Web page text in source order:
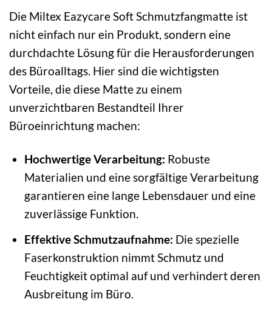
Die Miltex Eazycare Soft Schmutzfangmatte ist
nicht einfach nur ein Produkt, sondern eine
durchdachte Lösung für die Herausforderungen
des Büroalltags. Hier sind die wichtigsten
Vorteile, die diese Matte zu einem
unverzichtbaren Bestandteil Ihrer
Büroeinrichtung machen:
Hochwertige Verarbeitung: Robuste
Materialien und eine sorgfältige Verarbeitung
garantieren eine lange Lebensdauer und eine
zuverlässige Funktion.
Effektive Schmutzaufnahme: Die spezielle
Faserkonstruktion nimmt Schmutz und
Feuchtigkeit optimal auf und verhindert deren
Ausbreitung im Büro.